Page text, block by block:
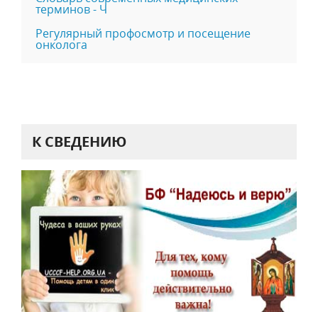
терминов - Ч
Регулярный профосмотр и посещение
онколога
К СВЕДЕНИЮ